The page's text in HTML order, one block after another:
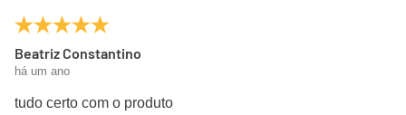
Beatriz Constantino
há um ano
tudo certo com o produto